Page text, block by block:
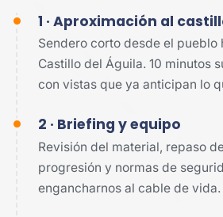
1 · Aproximación al
Sendero corto desde el pueblo
Castillo del Águila. 10 minutos
con vistas que ya anticipan lo
2 · Briefing y equipo
Revisión del material, repaso
progresión y normas de
engancharnos al cable de vida.